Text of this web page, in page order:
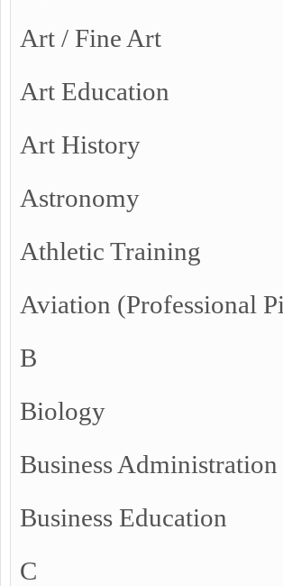
Art / Fine Art
Art Education
Art History
Astronomy
Athletic Training
Aviation (Professional
B
Biology
Business Administration
Business Education
C